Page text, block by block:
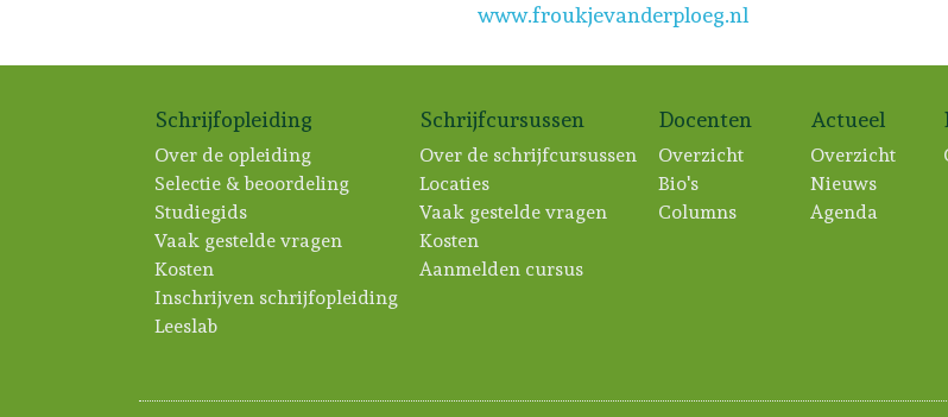
www.froukjevanderploeg.nl
Schrijfopleiding
Over de opleiding
Selectie & beoordeling
Studiegids
Vaak gestelde vragen
Kosten
Inschrijven schrijfopleiding
Leeslab
Schrijfcursussen
Over de schrijfcursussen
Locaties
Vaak gestelde vragen
Kosten
Aanmelden cursus
Docenten
Overzicht
Bio's
Columns
Actueel
Overzicht
Nieuws
Agenda